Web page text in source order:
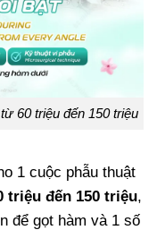
60 triệu đến 150 triệu
1 cuộc phẫu thuật
triệu đến 150 triệu,
để gọt hàm và 1 số